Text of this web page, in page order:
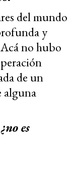
del mundo
y
no hubo
de un
alguna
es